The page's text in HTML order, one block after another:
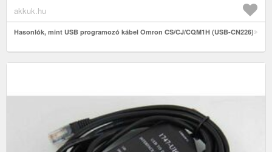
akkuk.hu
Hasonlók, mint USB programozó kábel Omron CS/CJ/CQM1H (USB-CN226)